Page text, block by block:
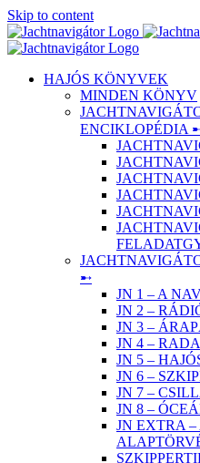
Skip to content
HAJÓS KÖNYVEK
MINDEN KÖNYV
ENCIKLOPÉDIA
➸
JN 1 – A
JN 2 –
JN 3 –
JN 4 –
JN 5 –
JN 6 –
JN 7 –
JN 8 –
JN EXTRA